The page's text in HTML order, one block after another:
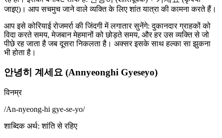
जाइए)। आप सचमुच जाने वाले व्यक्ति के लिए शांत यात्रा की कामना करते हैं।
आप इसे कोरियाई रोजमर्रा की जिंदगी में लगातार सुनेंगे: दुकानदार ग्राहकों को
विदा करते समय, मेजबान मेहमानों को छोड़ते समय, और हर उस व्यक्ति से जो
पीछे रह जाता है जब दूसरा निकलता है। अक्सर इसके साथ हल्का सा झुकना
भी होता है।
안녕히 계세요 (Annyeonghi Gyeseyo)
विनम्र
/An-nyeong-hi gye-se-yo/
शाब्दिक अर्थ: शांति से रहिए